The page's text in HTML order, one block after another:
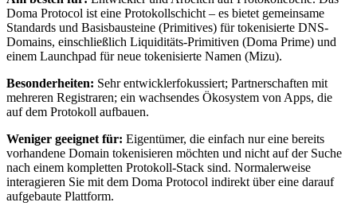
Doma Protocol ist eine Protokollschicht – es bietet gemeinsame
Standards und Basisbausteine (Primitives) für tokenisierte DNS-
Domains, einschließlich Liquiditäts-Primitiven (Doma Prime) und
einem Launchpad für neue tokenisierte Namen (Mizu).
Besonderheiten: Sehr entwicklerfokussiert; Partnerschaften mit
mehreren Registraren; ein wachsendes Ökosystem von Apps, die
auf dem Protokoll aufbauen.
Weniger geeignet für: Eigentümer, die einfach nur eine bereits
vorhandene Domain tokenisieren möchten und nicht auf der Suche
nach einem kompletten Protokoll-Stack sind. Normalerweise
interagieren Sie mit dem Doma Protocol indirekt über eine darauf
aufgebaute Plattform.